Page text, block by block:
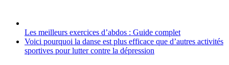
Les meilleurs exercices d’abdos : Guide complet
Voici pourquoi la danse est plus efficace que d’autres activités
sportives pour lutter contre la dépression